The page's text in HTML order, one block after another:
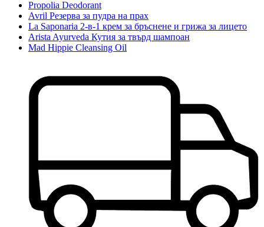
Propolia Deodorant
Avril Резерва за пудра на прах
La Saponaria 2-в-1 крем за бръснене и грижа за лицето
Arista Ayurveda Кутия за твърд шампоан
Mad Hippie Cleansing Oil